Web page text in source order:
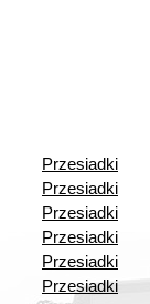
Przesiadki
Przesiadki
Przesiadki
Przesiadki
Przesiadki
Przesiadki